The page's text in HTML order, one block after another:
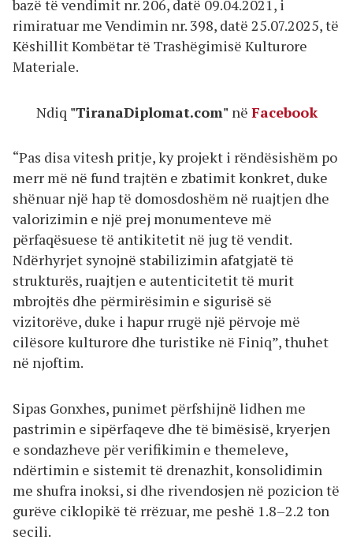
bazë të vendimit nr. 206, datë 09.04.2021, i
rimiratuar me Vendimin nr. 398, datë 25.07.2025, të
Këshillit Kombëtar të Trashëgimisë Kulturore
Materiale.
Ndiq "TiranaDiplomat.com" në Facebook
“Pas disa vitesh pritje, ky projekt i rëndësishëm po
merr më në fund trajtën e zbatimit konkret, duke
shënuar një hap të domosdoshëm në ruajtjen dhe
valorizimin e një prej monumenteve më
përfaqësuese të antikitetit në jug të vendit.
Ndërhyrjet synojnë stabilizimin afatgjatë të
strukturës, ruajtjen e autenticitetit të murit
mbrojtës dhe përmirësimin e sigurisë së
vizitorëve, duke i hapur rrugë një përvoje më
cilësore kulturore dhe turistike në Finiq”, thuhet
në njoftim.
Sipas Gonxhes, punimet përfshijnë lidhen me
pastrimin e sipërfaqeve dhe të bimësisë, kryerjen
e sondazheve për verifikimin e themeleve,
ndërtimin e sistemit të drenazhit, konsolidimin
me shufra inoksi, si dhe rivendosjen në pozicion të
gurëve ciklopikë të rrëzuar, me peshë 1.8–2.2 ton
secili.